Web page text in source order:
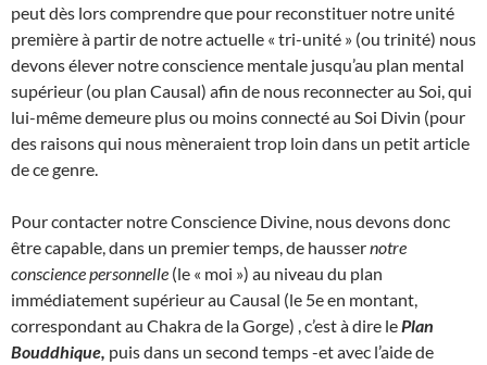
peut dès lors comprendre que pour reconstituer notre unité
première à partir de notre actuelle « tri-unité » (ou trinité) nous
devons élever notre conscience mentale jusqu’au plan mental
supérieur (ou plan Causal) afin de nous reconnecter au Soi, qui
lui-même demeure plus ou moins connecté au Soi Divin (pour
des raisons qui nous mèneraient trop loin dans un petit article
de ce genre.
Pour contacter notre Conscience Divine, nous devons donc
être capable, dans un premier temps, de haussernotre
conscience personnelle (le « moi ») au niveau du plan
immédiatement supérieur au Causal (le 5e en montant,
correspondant au Chakra de la Gorge) , c’est à dire le Plan
Bouddhique, puis dans un second temps -et avec l’aide de